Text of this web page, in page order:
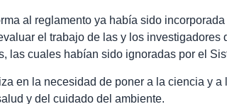
al reglamento ya había sido
el trabajo de las y los investigadores
las cuales habían sido ignoradas por el
en la necesidad de poner a la ciencia y a
y del cuidado del ambiente.